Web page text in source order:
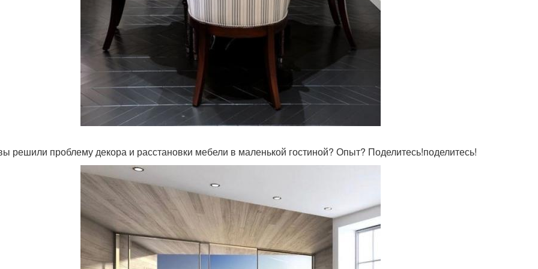
решили проблему декора и расстановки мебели в маленькой гостиной? Опыт? Поделитесь!поделитесь!